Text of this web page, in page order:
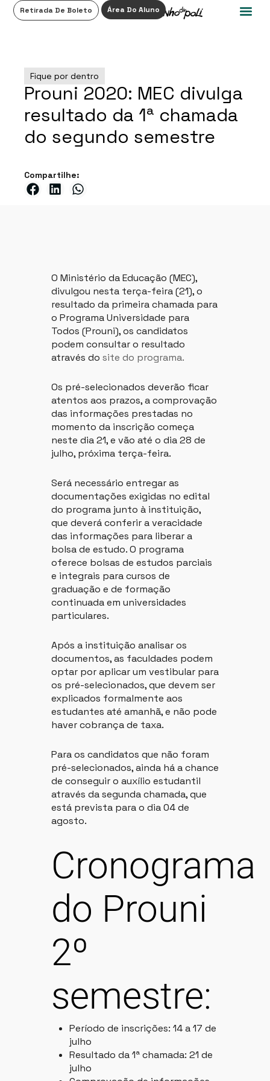
Retirada De Boleto Área Do Aluno
Fique por dentro
Prouni 2020: MEC divulga
resultado da 1ª chamada
do segundo semestre
Compartilhe:
O Ministério da Educação (MEC),
divulgou nesta terça-feira (21), o
resultado da primeira chamada para
o Programa Universidade para
Todos (Prouni), os candidatos
podem consultar o resultado
através do site do programa.
Os pré-selecionados deverão ficar
atentos aos prazos, a comprovação
das informações prestadas no
momento da inscrição começa
neste dia 21, e vão até o dia 28 de
julho, próxima terça-feira.
Será necessário entregar as
documentações exigidas no edital
do programa junto à instituição,
que deverá conferir a veracidade
das informações para liberar a
bolsa de estudo. O programa
oferece bolsas de estudos parciais
e integrais para cursos de
graduação e de formação
continuada em universidades
particulares.
Após a instituição analisar os
documentos, as faculdades podem
optar por aplicar um vestibular para
os pré-selecionados, que devem ser
explicados formalmente aos
estudantes até amanhã, e não pode
haver cobrança de taxa.
Para os candidatos que não foram
pré-selecionados, ainda há a chance
de conseguir o auxílio estudantil
através da segunda chamada, que
está prevista para o dia 04 de
agosto.
Cronograma
do Prouni
2º
semestre:
Período de inscrições: 14 a 17 de
julho
Resultado da 1ª chamada: 21 de
julho